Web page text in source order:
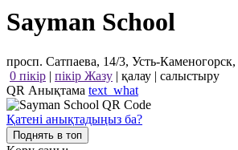
Sayman School
просп. Сатпаева, 14/3, Усть-Каменогорск,
0 пікір | пікір Жазу | қалау | салыстыру
QR Анықтама text_what
Қатені анықтадыңыз ба?
Поднять в топ